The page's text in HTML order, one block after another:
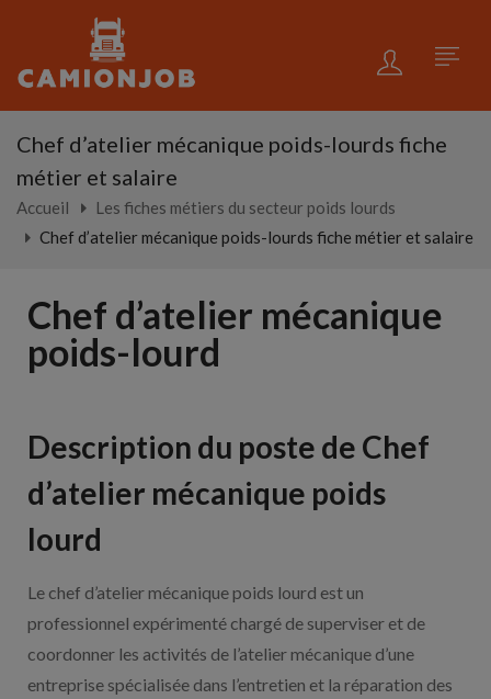
Chef d’atelier mécanique poids-lourds fiche
métier et salaire
Accueil
Les fiches métiers du secteur poids lourds
Chef d’atelier mécanique poids-lourds fiche métier et salaire
Chef d’atelier mécanique
poids-lourd
Description du poste de Chef
d’atelier mécanique poids
lourd
Le chef d’atelier mécanique poids lourd est un
professionnel expérimenté chargé de superviser et de
coordonner les activités de l’atelier mécanique d’une
entreprise spécialisée dans l’entretien et la réparation des